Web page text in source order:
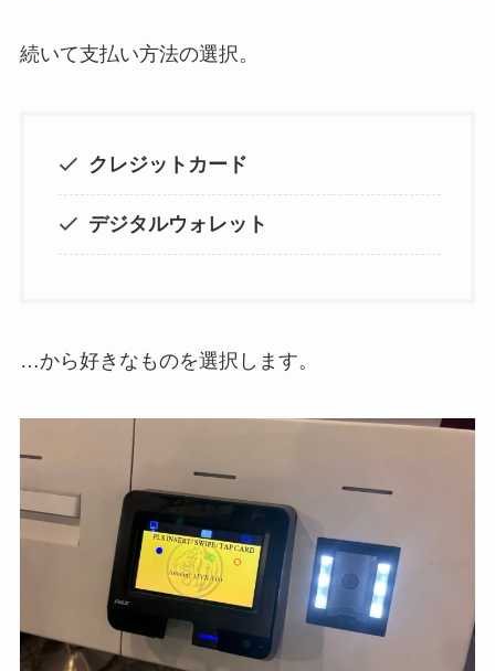
続いて支払い方法の選択。
クレジットカード
デジタルウォレット
…から好きなものを選択します。